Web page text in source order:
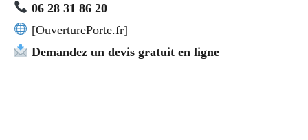
06 28 31 86 20
[OuverturePorte.fr]
Demandez un devis gratuit en ligne